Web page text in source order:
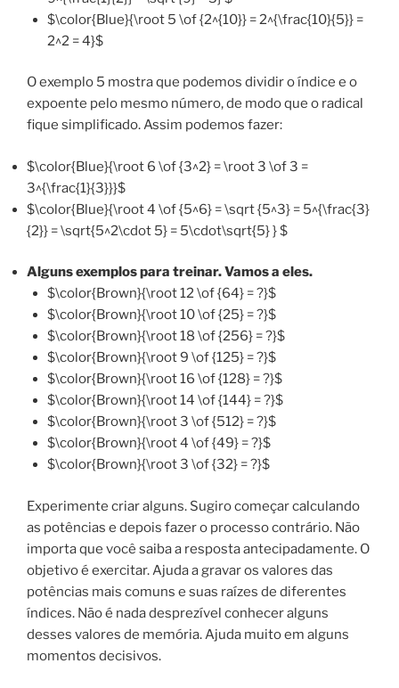
$\color{Blue}{\root 5 \of {2^{10}} = 2^{\frac{10}{5}} =
2^2 = 4}$
O exemplo 5 mostra que podemos dividir o índice e o
expoente pelo mesmo número, de modo que o radical
fique simplificado. Assim podemos fazer:
$\color{Blue}{\root 6 \of {3^2} = \root 3 \of 3 =
3^{\frac{1}{3}}}$
$\color{Blue}{\root 4 \of {5^6} = \sqrt {5^3} = 5^{\frac{3}
{2}} = \sqrt{5^2\cdot 5} = 5\cdot\sqrt{5} } $
Alguns exemplos para treinar. Vamos a eles.
$\color{Brown}{\root 12 \of {64} = ?}$
$\color{Brown}{\root 10 \of {25} = ?}$
$\color{Brown}{\root 18 \of {256} = ?}$
$\color{Brown}{\root 9 \of {125} = ?}$
$\color{Brown}{\root 16 \of {128} = ?}$
$\color{Brown}{\root 14 \of {144} = ?}$
$\color{Brown}{\root 3 \of {512} = ?}$
$\color{Brown}{\root 4 \of {49} = ?}$
$\color{Brown}{\root 3 \of {32} = ?}$
Experimente criar alguns. Sugiro começar calculando
as potências e depois fazer o processo contrário. Não
importa que você saiba a resposta antecipadamente. O
objetivo é exercitar. Ajuda a gravar os valores das
potências mais comuns e suas raízes de diferentes
índices. Não é nada desprezível conhecer alguns
desses valores de memória. Ajuda muito em alguns
momentos decisivos.